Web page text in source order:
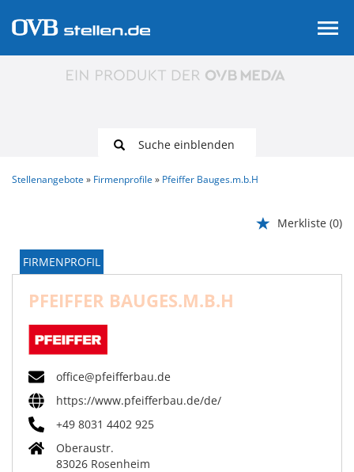
Suche einblenden
Stellenangebote Firmenprofile Pfeiffer Bauges.m.b.H
Merkliste (0)
FIRMENPROFIL
PFEIFFER BAUGES.M.B.H
office@pfeifferbau.de
https://www.pfeifferbau.de/de/
+49 8031 4402 925
Oberaustr.
83026 Rosenheim